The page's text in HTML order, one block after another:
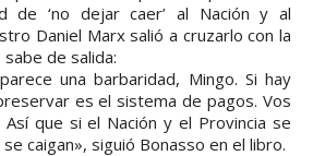
de ‘no dejar caer’ al Nación y al
Daniel Marx salió a cruzarlo con la
de salida:
una barbaridad, Mingo. Si hay
es el sistema de pagos. Vos
que si el Nación y el Provincia se
caigan», siguió Bonasso en el libro.